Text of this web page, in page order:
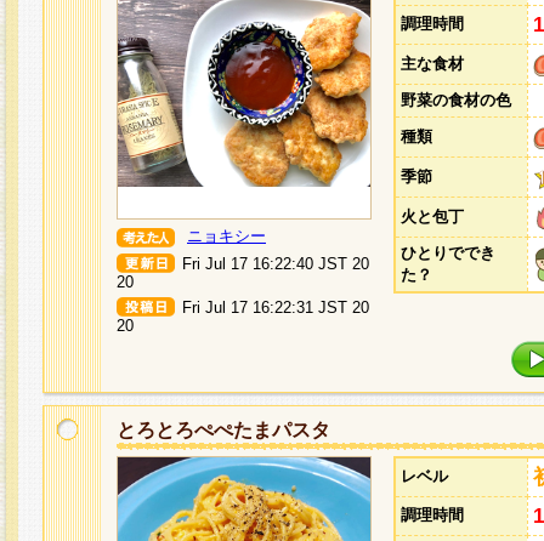
ニョキシー
Fri Jul 17 16:22:40 JST 20
20
Fri Jul 17 16:22:31 JST 20
20
調理時間
主な食材
野菜の食材の色
種類
季節
火と包丁
ひとりででき
た？
とろとろぺぺたまパスタ
レベル
調理時間